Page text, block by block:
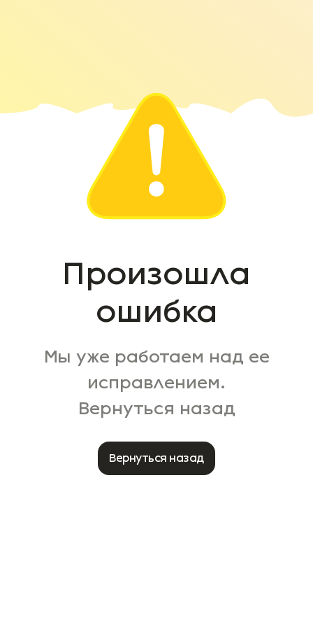
Произошла
ошибка
Мы уже работаем над ее
исправлением.
Вернуться назад
Вернуться назад